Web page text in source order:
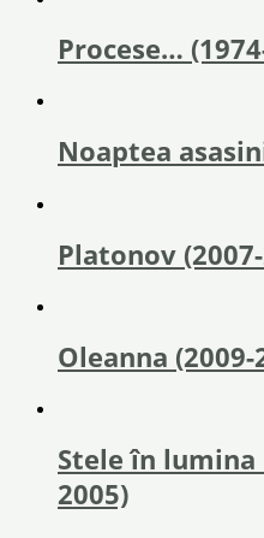
Procese…
Noaptea
Platonov
Oleanna (2009-
Stele în
2005)